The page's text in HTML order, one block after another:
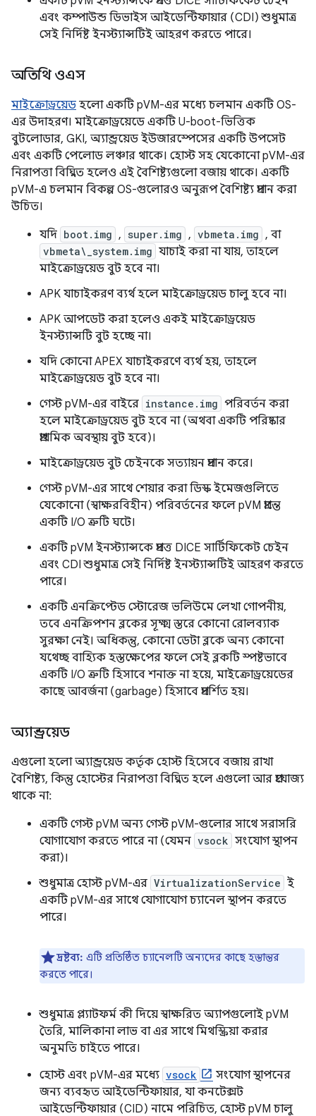
এবং কম্পাউন্ড ডিভাইস আইডেন্টিফায়ার (CDI) শুধুমাত্র
সেই নির্দিষ্ট ইনস্ট্যান্সটিই আহরণ করতে পারে।
অতিথি ওএস
মাইক্রোড্রয়েড হলো একটি pVM-এর মধ্যে চলমান একটি OS-
এর উদাহরণ। মাইক্রোড্রয়েডে একটি U-boot-ভিত্তিক
বুটলোডার, GKI, অ্যান্ড্রয়েড ইউজারস্পেসের একটি উপসেট
এবং একটি পেলোড লঞ্চার থাকে। হোস্ট সহ যেকোনো pVM-এর
নিরাপত্তা বিঘ্নিত হলেও এই বৈশিষ্ট্যগুলো বজায় থাকে। একটি
pVM-এ চলমান বিকল্প OS-গুলোরও অনুরূপ বৈশিষ্ট্য প্রদান করা
উচিত।
যদি boot.img , super.img , vbmeta.img , বা
vbmeta\_system.img যাচাই করা না যায়, তাহলে
মাইক্রোড্রয়েড বুট হবে না।
APK যাচাইকরণ ব্যর্থ হলে মাইক্রোড্রয়েড চালু হবে না।
APK আপডেট করা হলেও একই মাইক্রোড্রয়েড
ইনস্ট্যান্সটি বুট হচ্ছে না।
যদি কোনো APEX যাচাইকরণে ব্যর্থ হয়, তাহলে
মাইক্রোড্রয়েড বুট হবে না।
গেস্ট pVM-এর বাইরে instance.img পরিবর্তন করা
হলে মাইক্রোড্রয়েড বুট হবে না (অথবা একটি পরিষ্কার
প্রাথমিক অবস্থায় বুট হবে)।
মাইক্রোড্রয়েড বুট চেইনকে সত্যায়ন প্রদান করে।
গেস্ট pVM-এর সাথে শেয়ার করা ডিস্ক ইমেজগুলিতে
যেকোনো (স্বাক্ষরবিহীন) পরিবর্তনের ফলে pVM প্রান্তে
একটি I/O ত্রুটি ঘটে।
একটি pVM ইনস্ট্যান্সকে প্রদত্ত DICE সার্টিফিকেট চেইন
এবং CDI শুধুমাত্র সেই নির্দিষ্ট ইনস্ট্যান্সটিই আহরণ করতে
পারে।
একটি এনক্রিপ্টেড স্টোরেজ ভলিউমে লেখা গোপনীয়,
তবে এনক্রিপশন ব্লকের সূক্ষ্ম স্তরে কোনো রোলব্যাক
সুরক্ষা নেই। অধিকন্তু, কোনো ডেটা ব্লকে অন্য কোনো
যথেচ্ছ বাহ্যিক হস্তক্ষেপের ফলে সেই ব্লকটি স্পষ্টভাবে
একটি I/O ত্রুটি হিসাবে শনাক্ত না হয়ে, মাইক্রোড্রয়েডের
কাছে আবর্জনা (garbage) হিসাবে প্রদর্শিত হয়।
অ্যান্ড্রয়েড
এগুলো হলো অ্যান্ড্রয়েড কর্তৃক হোস্ট হিসেবে বজায় রাখা
বৈশিষ্ট্য, কিন্তু হোস্টের নিরাপত্তা বিঘ্নিত হলে এগুলো আর প্রযোজ্য
থাকে না:
একটি গেস্ট pVM অন্য গেস্ট pVM-গুলোর সাথে সরাসরি
যোগাযোগ করতে পারে না (যেমন vsock সংযোগ স্থাপন
করা)।
শুধুমাত্র হোস্ট pVM-এর VirtualizationService ই
একটি pVM-এর সাথে যোগাযোগ চ্যানেল স্থাপন করতে
পারে।
দ্রষ্টব্য: এটি প্রতিষ্ঠিত চ্যানেলটি অন্যদের কাছে হস্তান্তর
করতে পারে।
শুধুমাত্র প্ল্যাটফর্ম কী দিয়ে স্বাক্ষরিত অ্যাপগুলোই pVM
তৈরি, মালিকানা লাভ বা এর সাথে মিথস্ক্রিয়া করার
অনুমতি চাইতে পারে।
হোস্ট এবং pVM-এর মধ্যে vsock
সংযোগ স্থাপনের
জন্য ব্যবহৃত আইডেন্টিফায়ার, যা কনটেক্সট
আইডেন্টিফায়ার (CID) নামে পরিচিত, হোস্ট pVM চালু